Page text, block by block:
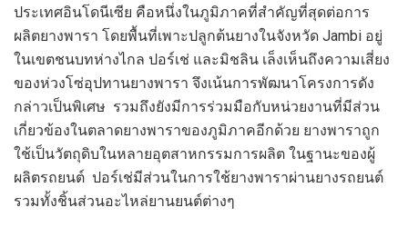
ประเทศอินโดนีเซีย คือหนึ่งในภูมิภาคที่สำคัญที่สุดต่อการ
ผลิตยางพารา โดยพื้นที่เพาะปลูกต้นยางในจังหวัด Jambi อยู่
ในเขตชนบทห่างไกล ปอร์เช่ และมิชลิน เล็งเห็นถึงความเสี่ยง
ของห่วงโซ่อุปทานยางพารา จึงเน้นการพัฒนาโครงการดัง
กล่าวเป็นพิเศษ รวมถึงยังมีการร่วมมือกับหน่วยงานที่มีส่วน
เกี่ยวข้องในตลาดยางพาราของภูมิภาคอีกด้วย ยางพาราถูก
ใช้เป็นวัตถุดิบในหลายอุตสาหกรรมการผลิต ในฐานะของผู้
ผลิตรถยนต์ ปอร์เช่มีส่วนในการใช้ยางพาราผ่านยางรถยนต์
รวมทั้งชิ้นส่วนอะไหล่ยานยนต์ต่างๆ